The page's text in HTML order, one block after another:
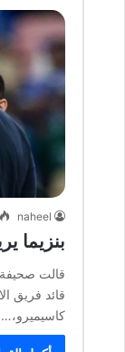
naheel
بنزيما
قالت صحيفة
قائد فريق
كاسيميرو،…